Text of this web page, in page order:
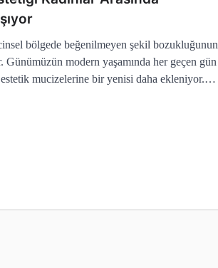
bölgede beğenilmeyen şekil bozukluğunun
Günümüzün modern yaşamında her geçen gün
estetik mucizelerine bir yenisi daha ekleniyor.…